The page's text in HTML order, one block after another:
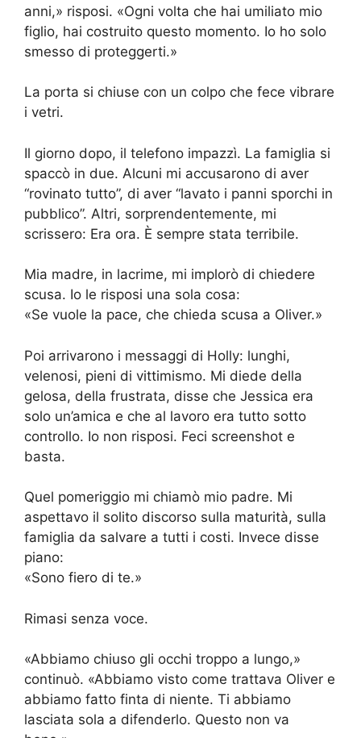
anni,» risposi. «Ogni volta che hai umiliato mio
figlio, hai costruito questo momento. Io ho solo
smesso di proteggerti.»
La porta si chiuse con un colpo che fece vibrare
i vetri.
Il giorno dopo, il telefono impazzì. La famiglia si
spaccò in due. Alcuni mi accusarono di aver
“rovinato tutto”, di aver “lavato i panni sporchi in
pubblico”. Altri, sorprendentemente, mi
scrissero: Era ora. È sempre stata terribile.
Mia madre, in lacrime, mi implorò di chiedere
scusa. Io le risposi una sola cosa:
«Se vuole la pace, che chieda scusa a Oliver.»
Poi arrivarono i messaggi di Holly: lunghi,
velenosi, pieni di vittimismo. Mi diede della
gelosa, della frustrata, disse che Jessica era
solo un’amica e che al lavoro era tutto sotto
controllo. Io non risposi. Feci screenshot e
basta.
Quel pomeriggio mi chiamò mio padre. Mi
aspettavo il solito discorso sulla maturità, sulla
famiglia da salvare a tutti i costi. Invece disse
piano:
«Sono fiero di te.»
Rimasi senza voce.
«Abbiamo chiuso gli occhi troppo a lungo,»
continuò. «Abbiamo visto come trattava Oliver e
abbiamo fatto finta di niente. Ti abbiamo
lasciata sola a difenderlo. Questo non va